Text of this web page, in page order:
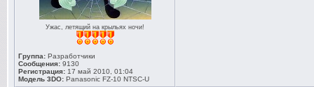
Ужас, летящий на крыльях ночи!
Группа: Разработчики
Сообщения: 9130
Регистрация: 17 май 2010, 01:04
Модель 3DO: Panasonic FZ-10 NTSC-U